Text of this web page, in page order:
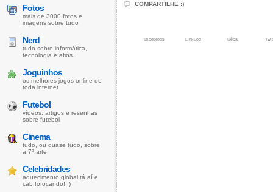
COMPARTILHE :)
Blogblogs LinkLog Uêba
Fotos
mais de 3000 fotos e
imagens sobre tudo
Nerd
tudo sobre informática,
tecnologia e afins.
Joguinhos
os melhores jogos online de
toda internet
Futebol
vídeos, artigos e resenhas
sobre futebol
Cinema
tudo, ou quase tudo, sobre
a 7ª arte
Celebridades
aquecimento global tá aí e
cab fofocando! :)